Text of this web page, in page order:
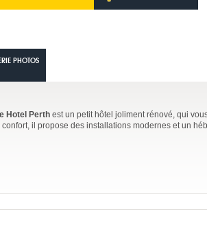
Hotel Perth est un petit hôtel joliment rénové, qui
il propose des installations modernes et un
PHOTOS